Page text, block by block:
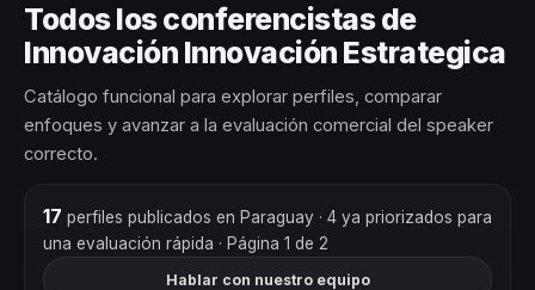
Todos los conferencistas de
Innovación Innovación Estrategica
Catálogo funcional para explorar perfiles, comparar
enfoques y avanzar a la evaluación comercial del speaker
correcto.
17 perfiles publicados en Paraguay · 4 ya priorizados para
una evaluación rápida · Página 1 de 2
Hablar con nuestro equipo